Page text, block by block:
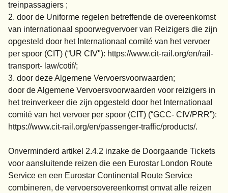
treinpassagiers ;
2. door de Uniforme regelen betreffende de overeenkomst
van internationaal spoorwegvervoer van Reizigers die zijn
opgesteld door het Internationaal comité van het vervoer
per spoor (CIT) (“UR CIV"): https://www.cit-rail.org/en/rail-
transport- law/cotif/;
3. door deze Algemene Vervoersvoorwaarden;
door de Algemene Vervoersvoorwaarden voor reizigers in
het treinverkeer die zijn opgesteld door het Internationaal
comité van het vervoer per spoor (CIT) (“GCC- CIV/PRR”):
https://www.cit-rail.org/en/passenger-traffic/products/.
Onverminderd artikel 2.4.2 inzake de Doorgaande Tickets
voor aansluitende reizen die een Eurostar London Route
Service en een Eurostar Continental Route Service
combineren, de vervoersovereenkomst omvat alle reizen